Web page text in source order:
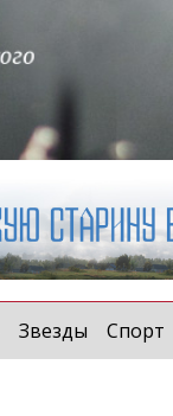
Звезды Спорт